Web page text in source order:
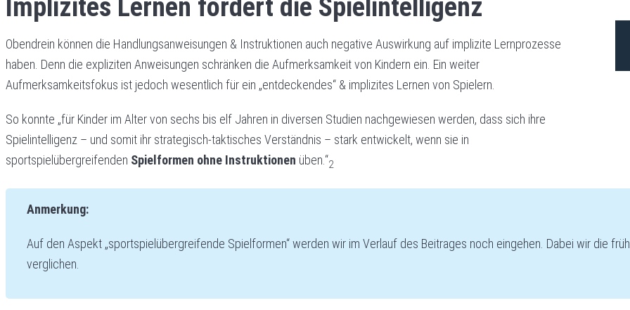
Implizites Lernen fördert die Spielintelligenz
Obendrein können die Handlungsanweisungen & Instruktionen auch negative Auswirkung auf implizite Lernprozesse
haben. Denn die expliziten Anweisungen schränken die Aufmerksamkeit von Kindern ein. Ein weiter
Aufmerksamkeitsfokus ist jedoch wesentlich für ein „entdeckendes“ & implizites Lernen von Spielern.
So konnte „für Kinder im Alter von sechs bis elf Jahren in diversen Studien nachgewiesen werden, dass sich ihre
Spielintelligenz – und somit ihr strategisch-taktisches Verständnis – stark entwickelt, wenn sie in
sportspielübergreifenden Spielformen ohne Instruktionen üben.“2
Anmerkung:
Auf den Aspekt „sportspielübergreifende Spielformen“ werden wir im Verlauf des Beitrages noch eingehen. Dabei wir die
verglichen.